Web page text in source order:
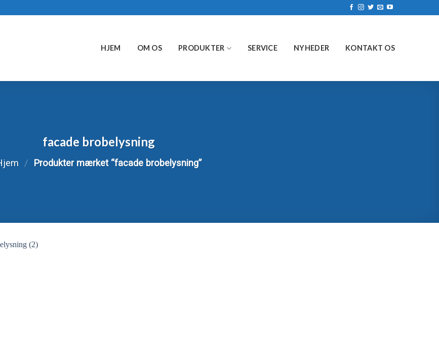
HJEM OM OS PRODUKTER SERVICE NYHEDER KONTAKT OS
facade brobelysning
/ Produkter mærket “facade brobelysning”